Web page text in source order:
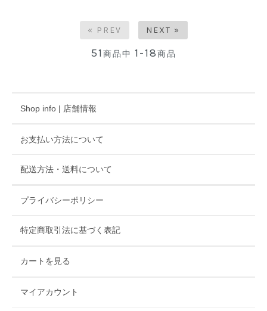
« PREV NEXT »
51 商品中 1-18商品
Shop info | 店舗情報
お支払い方法について
配送方法・送料について
プライバシーポリシー
特定商取引法に基づく表記
カートを見る
マイアカウント